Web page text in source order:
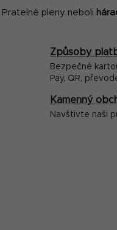
Pratelné pleny neboli
Způsoby
Bezpečné
Pay, QR,
Kamenný
Navštivte naši